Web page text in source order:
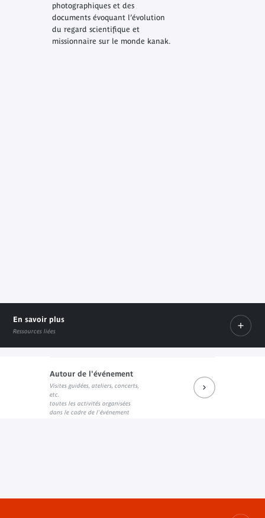
photographiques et des
documents évoquant l’évolution
du regard scientifique et
missionnaire sur le monde kanak.
En savoir plus
Ressources liées
Catalogue de l'exposition
Lien interne
Autour de l'événement
Visites guidées, ateliers, concerts,
etc.
toutes les activités organisées
dans le cadre de l'événement